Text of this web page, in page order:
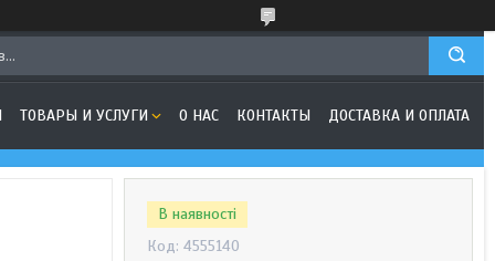
ТОВАРЫ И УСЛУГИ О НАС КОНТАКТЫ ДОСТАВКА И ОПЛАТА
В наявності
Код: 4555140